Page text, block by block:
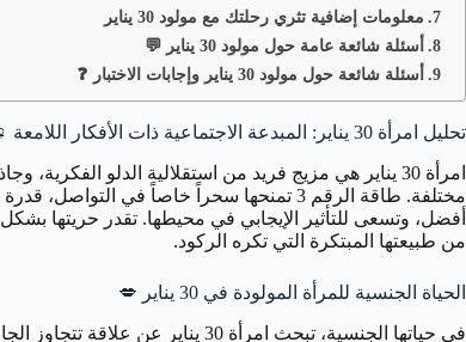
معلومات إضافية تثري رحلتك مع مولود 30 يناير
أسئلة شائعة عامة حول مولود 30 يناير 💬
أسئلة شائعة حول مولود 30 يناير وإجابات الاختبار ❓
تحليل امرأة 30 يناير: المبدعة الاجتماعية ذات الأفكار اللامعة
مختلفة. طاقة الرقم 3 تمنحها سحراً خاصاً
أفضل، وتسعى للتأثير الإيجابي في محيطها. تقدر حريتها بشكل
من طبيعتها المبتكرة التي تكره الركود.
الحياة الجنسية للمرأة المولودة في 30 يناير 💋